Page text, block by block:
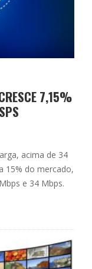
7,15%
acima de 34
15% do mercado,
e 34 Mbps.